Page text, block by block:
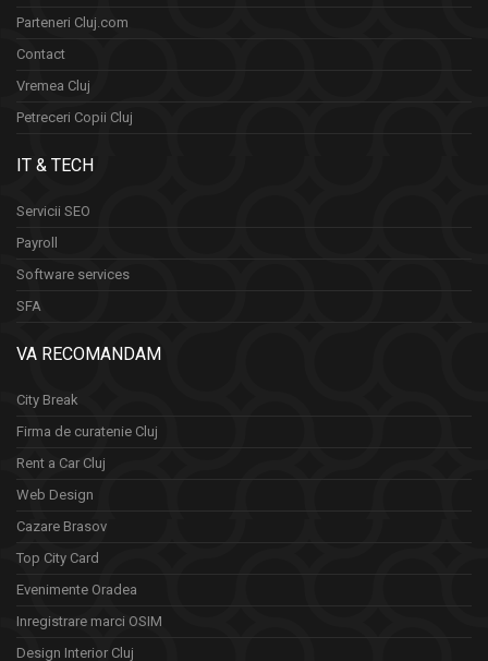
Parteneri Cluj.com
Contact
Vremea Cluj
Petreceri Copii Cluj
IT & TECH
Servicii SEO
Payroll
Software services
SFA
VA RECOMANDAM
City Break
Firma de curatenie Cluj
Rent a Car Cluj
Web Design
Cazare Brasov
Top City Card
Evenimente Oradea
Inregistrare marci OSIM
Design Interior Cluj